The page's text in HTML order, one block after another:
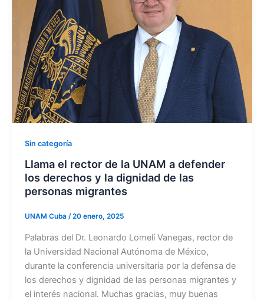
Sin categoría
Llama el rector de la UNAM a defender
los derechos y la dignidad de las
personas migrantes
UNAM Cuba /20 enero, 2025
Palabras del Dr. Leonardo Lomelí Vanegas, rector de
la Universidad Nacional Autónoma de México,
durante la conferencia universitaria por la defensa de
los derechos y dignidad de las personas migrantes y
el interés nacional. Muchas gracias, muy buenas